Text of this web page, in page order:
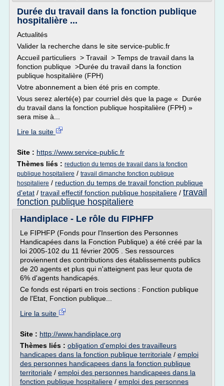
Durée du travail dans la fonction publique
hospitalière ...
Actualités
Valider la recherche dans le site service-public.fr
Accueil particuliers > Travail > Temps de travail dans la
fonction publique >Durée du travail dans la fonction
publique hospitalière (FPH)
Votre abonnement a bien été pris en compte.
Vous serez alerté(e) par courriel dès que la page « Durée
du travail dans la fonction publique hospitalière (FPH) »
sera mise à...
Lire la suite
Site : https://www.service-public.fr
Thèmes liés : reduction du temps de travail dans la fonction
publique hospitaliere / travail dimanche fonction publique
hospitaliere / reduction du temps de travail fonction publique
d'etat / travail effectif fonction publique hospitaliere / travail
fonction publique hospitaliere
Handiplace - Le rôle du FIPHFP
Le FIPHFP (Fonds pour l'Insertion des Personnes
Handicapées dans la Fonction Publique) a été créé par la
loi 2005-102 du 11 février 2005 . Ses ressources
proviennent des contributions des établissements publics
de 20 agents et plus qui n'atteignent pas leur quota de
6% d'agents handicapés.
Ce fonds est réparti en trois sections : Fonction publique
de l'Etat, Fonction publique...
Lire la suite
Site : http://www.handiplace.org
Thèmes liés : obligation d'emploi des travailleurs
handicapes dans la fonction publique territoriale / emploi
des personnes handicapees dans la fonction publique
territoriale / emploi des personnes handicapees dans la
fonction publique hospitaliere / emploi des personnes